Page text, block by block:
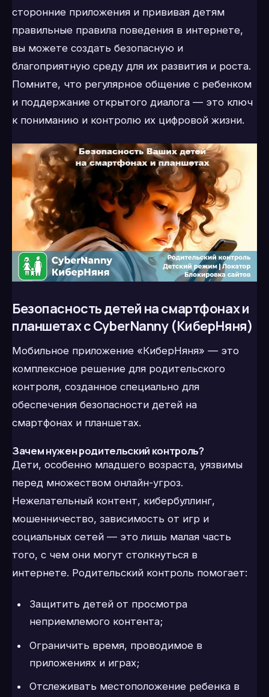
сторонние приложения и прививая детям
правильные правила поведения в интернете,
вы можете создать безопасную и
благоприятную среду для их развития и роста.
Помните, что регулярное общение с ребенком
и поддержание открытого диалога — это ключ
к пониманию и контролю их цифровой жизни.
Безопасность детей на смартфонах и
планшетах с CyberNanny (КиберНяня)
Мобильное приложение «КиберНяня» — это
комплексное решение для родительского
контроля, созданное специально для
обеспечения безопасности детей на
смартфонах и планшетах.
Зачем нужен родительский контроль?
Дети, особенно младшего возраста, уязвимы
перед множеством онлайн-угроз.
Нежелательный контент, кибербуллинг,
мошенничество, зависимость от игр и
социальных сетей — это лишь малая часть
того, с чем они могут столкнуться в
интернете. Родительский контроль помогает:
Защитить детей от просмотра
неприемлемого контента;
Ограничить время, проводимое в
приложениях и играх;
Отслеживать местоположение ребенка в